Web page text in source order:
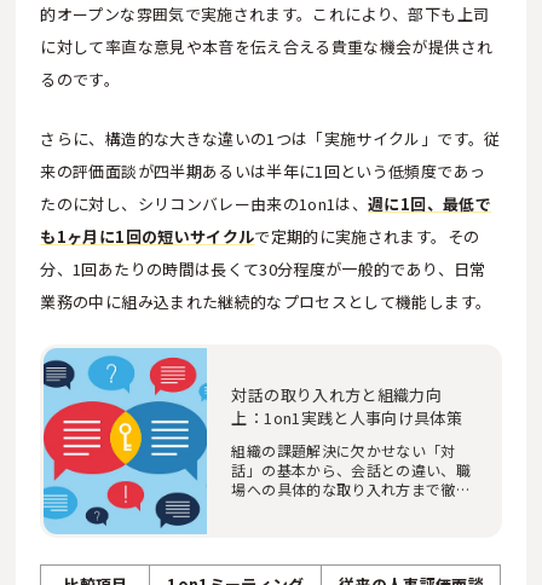
的オープンな雰囲気で実施されます。これにより、部下も上司
に対して率直な意見や本音を伝え合える貴重な機会が提供され
るのです。
さらに、構造的な大きな違いの1つは「実施サイクル」です。従
来の評価面談が四半期あるいは半年に1回という低頻度であっ
たのに対し、シリコンバレー由来の1on1は、週に1回、最低で
も1ヶ月に1回の短いサイクルで定期的に実施されます。その
分、1回あたりの時間は長くて30分程度が一般的であり、日常
業務の中に組み込まれた継続的なプロセスとして機能します。
対話の取り入れ方と組織力向
上：1on1実践と人事向け具体策
組織の課題解決に欠かせない「対
話」の基本から、会話との違い、職
場への具体的な取り入れ方まで徹底